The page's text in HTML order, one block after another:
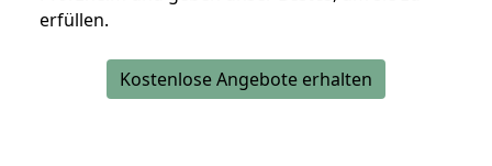
erfüllen.
Kostenlose Angebote erhalten